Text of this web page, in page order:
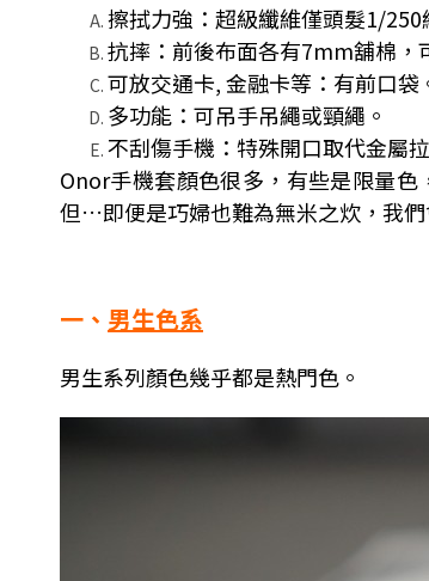
擦拭力強：超級纖維僅頭髮1/250
抗摔：前後布面各有7mm舖棉，
可放交通卡, 金融卡等：有前口袋
多功能：可吊手吊繩或頸繩。
不刮傷手機：特殊開口取代金屬
Onor手機套顏色很多，有些是限量
但…即便是巧婦也難為無米之炊，我
一、 男生色系
男生系列顏色幾乎都是熱門色。